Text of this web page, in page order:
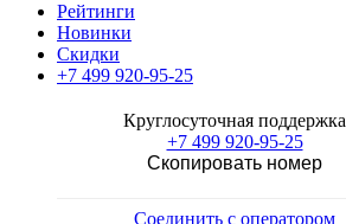
Рейтинги
Новинки
Скидки
+7 499 920-95-25
Круглосуточная поддержка
+7 499 920-95-25
Скопировать номер
Соединить с оператором